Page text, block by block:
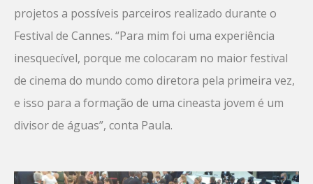
projetos a possíveis parceiros realizado durante o
Festival de Cannes. “Para mim foi uma experiência
inesquecível, porque me colocaram no maior festival
de cinema do mundo como diretora pela primeira vez,
e isso para a formação de uma cineasta jovem é um
divisor de águas”, conta Paula.